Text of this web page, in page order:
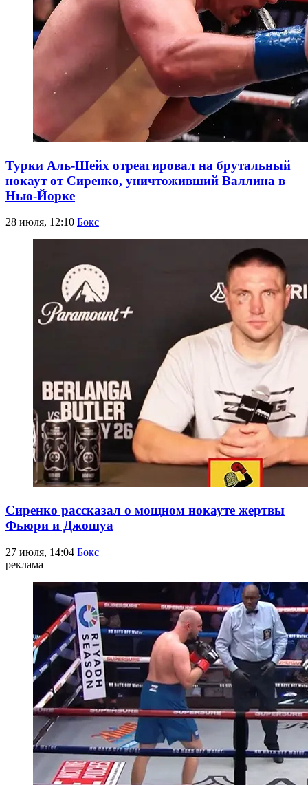
Турки Аль-Шейх отреагировал на брутальный
нокаут от Сиренко, уничтоживший Валлина в
Нью-Йорке
28 июля, 12:10 Бокс
Сиренко рассказал о мощном нокауте жертвы
Фьюри и Джошуа
27 июля, 14:04 Бокс
реклама